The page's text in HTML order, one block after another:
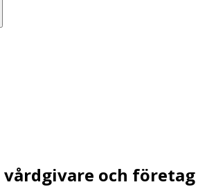
vårdgivare och företag